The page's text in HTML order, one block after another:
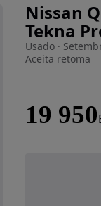
Nissan
Tekna
Usado ·
Aceita retoma
19 950